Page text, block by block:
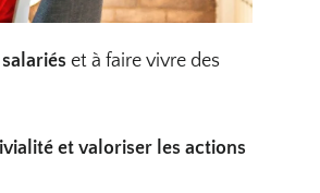
et à faire vivre des
et valoriser les actions